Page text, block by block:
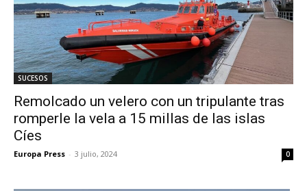
SUCESOS
Remolcado un velero con un tripulante tras
romperle la vela a 15 millas de las islas
Cíes
Europa Press - 3 julio, 2024 0